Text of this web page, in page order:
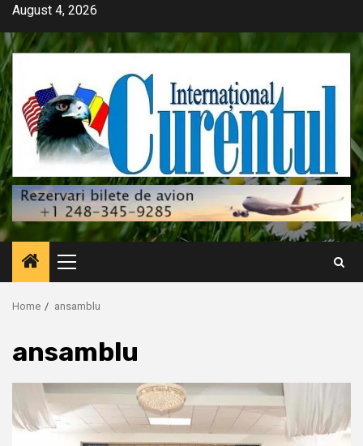
Skip
content
August 4, 2026
Primary
Menu
Home ansamblu
ansamblu